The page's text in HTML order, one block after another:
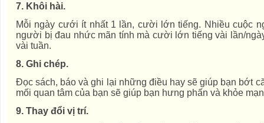
7. Khôi hài.
Mỗi ngày cưới ít nhất 1 lần, cười lớn tiếng. Nhiều cuộc
người bị đau nhức mãn tính mà cười lớn tiếng vài lần/
vài tuần.
8. Ghi chép.
Đọc sách, báo và ghi lại những điều hay sẽ giúp bạn bớt
mối quan tâm của bạn sẽ giúp bạn hưng phấn và khỏe
9. Thay đổi vị trí.